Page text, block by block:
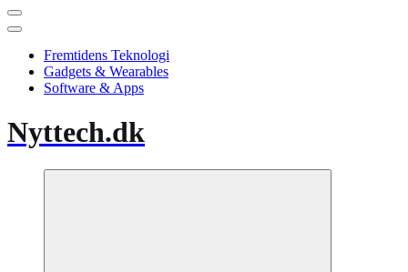
Fremtidens Teknologi
Gadgets & Wearables
Software & Apps
Nyttech.dk